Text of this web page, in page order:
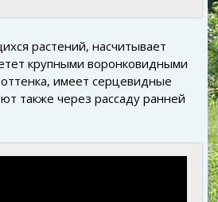
растений, насчитывает
крупными воронковидными
имеет серцевидные
также через рассаду ранней